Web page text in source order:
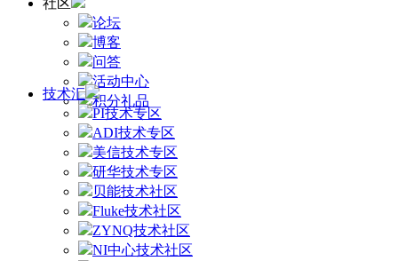
社区
论坛
博客
问答
活动中心
积分礼品
技术汇
PI技术专区
ADI技术专区
美信技术专区
研华技术专区
贝能技术社区
Fluke技术社区
ZYNQ技术社区
NI中心技术社区